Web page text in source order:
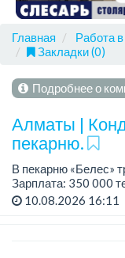
Главная Работа
Закладки (0)
Подробнее о
Алматы |
пекарню.
В пекарню «Белес»
Зарплата: 350 000
График работы: 4/2,
10.08.2026 16:11